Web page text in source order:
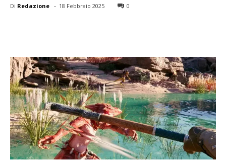
Di Redazione - 18 Febbraio 2025 0